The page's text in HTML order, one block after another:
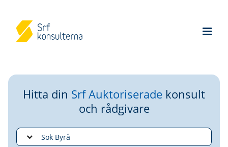
Hitta din Srf Auktoriserade konsult
och rådgivare